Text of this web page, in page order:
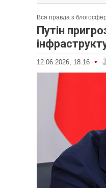
Вся правда з
Путін
12.06.2026, 18:16 •